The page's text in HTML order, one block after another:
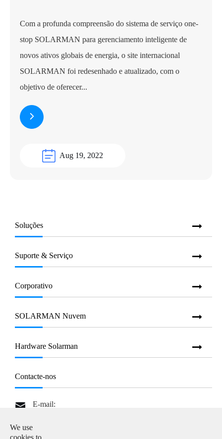
Com a profunda compreensão do sistema de serviço one-
stop SOLARMAN para gerenciamento inteligente de
novos ativos globais de energia, o site internacional
SOLARMAN foi redesenhado e atualizado, com o
objetivo de oferecer...
Aug 19, 2022
Soluções
Suporte & Serviço
Corporativo
SOLARMAN Nuvem
Hardware Solarman
Contacte-nos

E-mail:

We use
cookies to